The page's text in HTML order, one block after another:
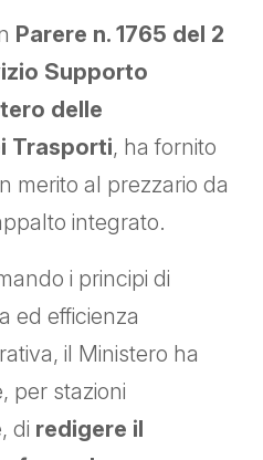
Parere n. 1765 del 2
Supporto
delle
Trasporti, ha fornito
merito al prezzario da
integrato.
i principi di
ed efficienza
il Ministero ha
per stazioni
di redigere il